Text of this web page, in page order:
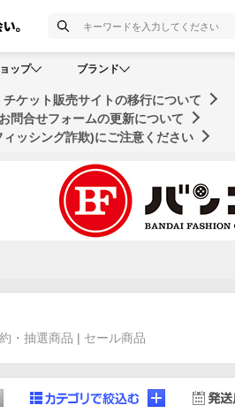
ップ ブランド
ケット販売サイトの移行について
問合せフォームの更新について
ッシング詐欺)にご注意ください
・抽選商品 | セール商品